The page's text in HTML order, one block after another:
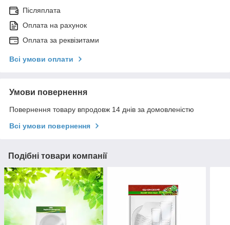
Післяплата
Оплата на рахунок
Оплата за реквізитами
Всі умови оплати
Умови повернення
Повернення товару впродовж 14 днів за домовленістю
Всі умови повернення
Подібні товари компанії